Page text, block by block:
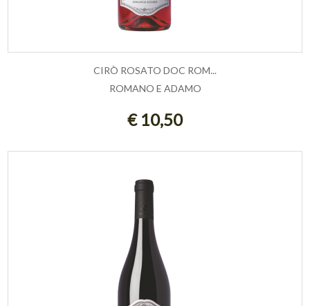
ESAURITO
CIRÒ ROSATO DOC ROM...
ROMANO E ADAMO
€ 10,50